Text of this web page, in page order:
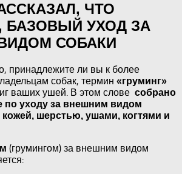
ЧТО
БАЗОВЫЙ УХОД ЗА
СОБАКИ
принадлежите ли вы к более
собак, термин «груминг»
ваших ушей. В этом слове собрано
по уходу за внешним видом
кожей, шерстью, ушами, когтями и
(грумингом) за внешним видом